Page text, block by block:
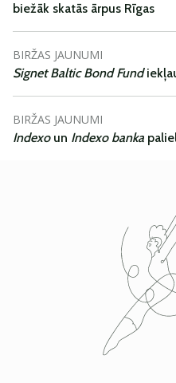
biežāk skatās ārpus Rīgas
BIRŽAS JAUNUMI
Signet Baltic Bond Fund
BIRŽAS JAUNUMI
Indexoun Indexo banka